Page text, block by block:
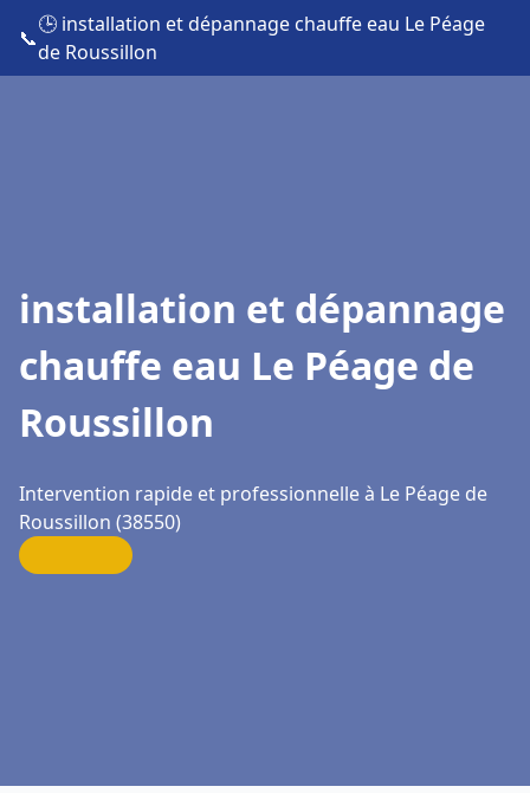
📞
🕒 installation et dépannage chauffe eau Le Péage
de Roussillon
installation et dépannage
chauffe eau Le Péage de
Roussillon
Intervention rapide et professionnelle à Le Péage de
Roussillon (38550)